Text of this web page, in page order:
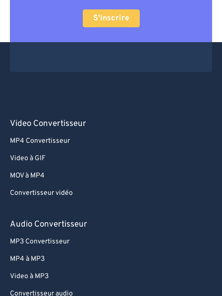
S'inscrire
Video Convertisseur
MP4 Convertisseur
Video à GIF
MOV à MP4
Convertisseur vidéo
Audio Convertisseur
MP3 Convertisseur
MP4 à MP3
Video à MP3
Convertisseur audio